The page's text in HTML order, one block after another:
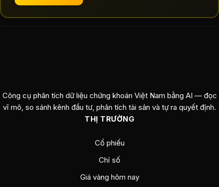
Công cụ phân tích dữ liệu chứng khoán Việt Nam bằng AI — đọc
vĩ mô, so sánh kênh đầu tư, phân tích tài sản và tự ra quyết định.
THỊ TRƯỜNG
Cổ phiếu
Chỉ số
Giá vàng hôm nay